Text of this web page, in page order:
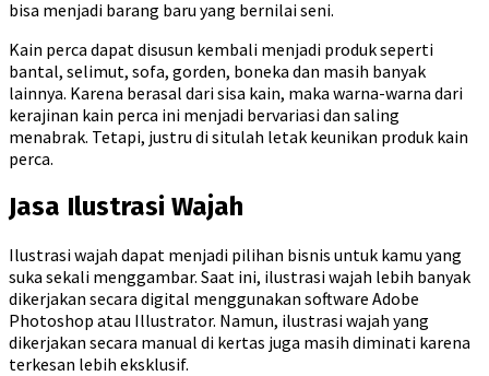
bisa menjadi barang baru yang bernilai seni.
Kain perca dapat disusun kembali menjadi produk seperti
bantal, selimut, sofa, gorden, boneka dan masih banyak
lainnya. Karena berasal dari sisa kain, maka warna-warna dari
kerajinan kain perca ini menjadi bervariasi dan saling
menabrak. Tetapi, justru di situlah letak keunikan produk kain
perca.
Jasa Ilustrasi Wajah
Ilustrasi wajah dapat menjadi pilihan bisnis untuk kamu yang
suka sekali menggambar. Saat ini, ilustrasi wajah lebih banyak
dikerjakan secara digital menggunakan software Adobe
Photoshop atau Illustrator. Namun, ilustrasi wajah yang
dikerjakan secara manual di kertas juga masih diminati karena
terkesan lebih eksklusif.